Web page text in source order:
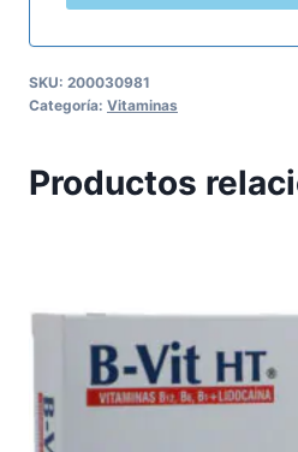
SKU: 200030981
Categoría: Vitaminas
Productos